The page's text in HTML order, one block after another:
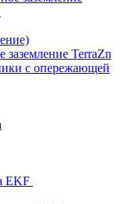
заземление TerraZn
с опережающей
EKF